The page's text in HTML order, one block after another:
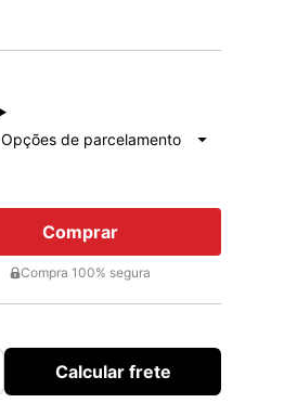
Opções de parcelamento
à vistaR$ 7,40
Total: R$ 7,40
Comprar
Compra 100% segura
Calcular frete